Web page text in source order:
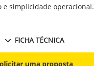
e simplicidade operacional.
FICHA TÉCNICA
uma proposta